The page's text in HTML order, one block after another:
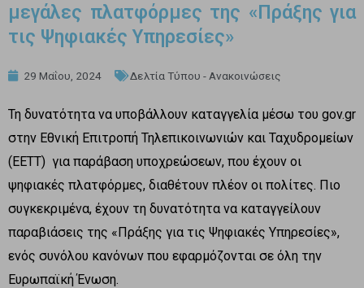
μεγάλες πλατφόρμες της «Πράξης για
τις Ψηφιακές Υπηρεσίες»
29 Μαΐου, 2024 Δελτία Τύπου - Ανακοινώσεις
Τη δυνατότητα να υποβάλλουν καταγγελία μέσω του gov.gr
στην Εθνική Επιτροπή Τηλεπικοινωνιών και Ταχυδρομείων
(ΕΕΤΤ) για παράβαση υποχρεώσεων, που έχουν οι
ψηφιακές πλατφόρμες, διαθέτουν πλέον οι πολίτες. Πιο
συγκεκριμένα, έχουν τη δυνατότητα να καταγγείλουν
παραβιάσεις της «Πράξης για τις Ψηφιακές Υπηρεσίες»,
ενός συνόλου κανόνων που εφαρμόζονται σε όλη την
Ευρωπαϊκή Ένωση.